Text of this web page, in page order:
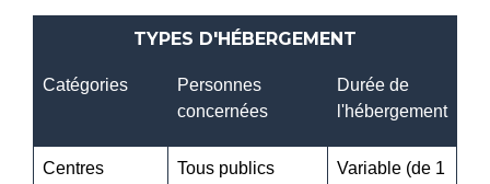
TYPES D'HÉBERGEMENT
Catégories
Personnes
concernées
Durée de
l'hébergement
Centres
Tous publics
Variable (de 1